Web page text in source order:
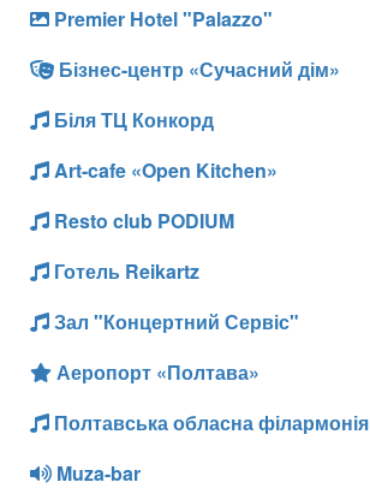
Premier Hotel "Palazzo"
Бізнес-центр «Сучасний дім»
Біля ТЦ Конкорд
Art-cafe «Open Kitchen»
Resto club PODIUM
Готель Reikartz
Зал "Концертний Сервіс"
Аеропорт «Полтава»
Полтавська обласна філармонія
Muza-bar